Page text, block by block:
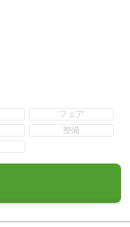
フェア
整備